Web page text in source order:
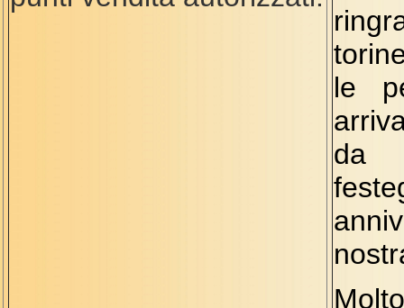
le
da